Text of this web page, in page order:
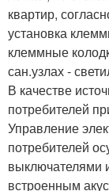
квартир,
установка
клеммные
сан.узлах -
В качестве
потребителей
Управление
потребителей
выключателями
встроенным